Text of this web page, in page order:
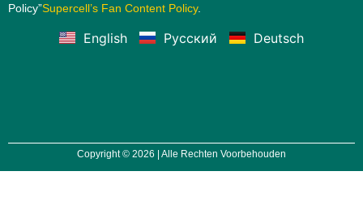
Policy”Supercell’s Fan Content Policy.
English Русский Deutsch
Copyright © 2026 | Alle Rechten Voorbehouden